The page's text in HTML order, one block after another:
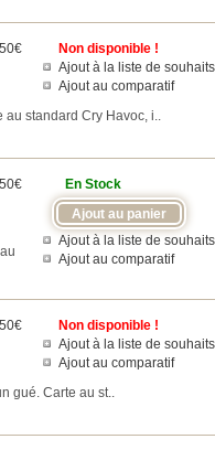
Non disponible !
Ajout à la liste de souhaits
Ajout au comparatif
au standard Cry Havoc, i..
En Stock
Ajout à la liste de souhaits
Ajout au comparatif
Non disponible !
Ajout à la liste de souhaits
Ajout au comparatif
gué. Carte au st..